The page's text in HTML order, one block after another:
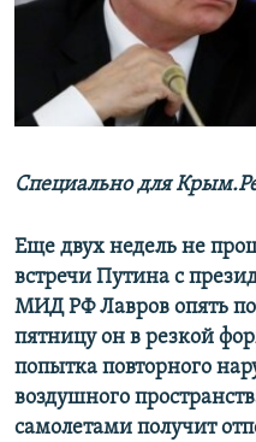
ПОБЕДИТЕЛЕЙ НЕ СУДЯТ?
КРЫМ.НЕПОКОРЕННЫЙ
ELIFBE
ПРИСОЕДИНЯЙТЕСЬ!
Все сайты RFE/RL
Специально для
Еще двух недель не
встречи Путина с
МИД РФ Лавров опять
пятницу он в резкой
попытка повторного
воздушного
самолетами получит